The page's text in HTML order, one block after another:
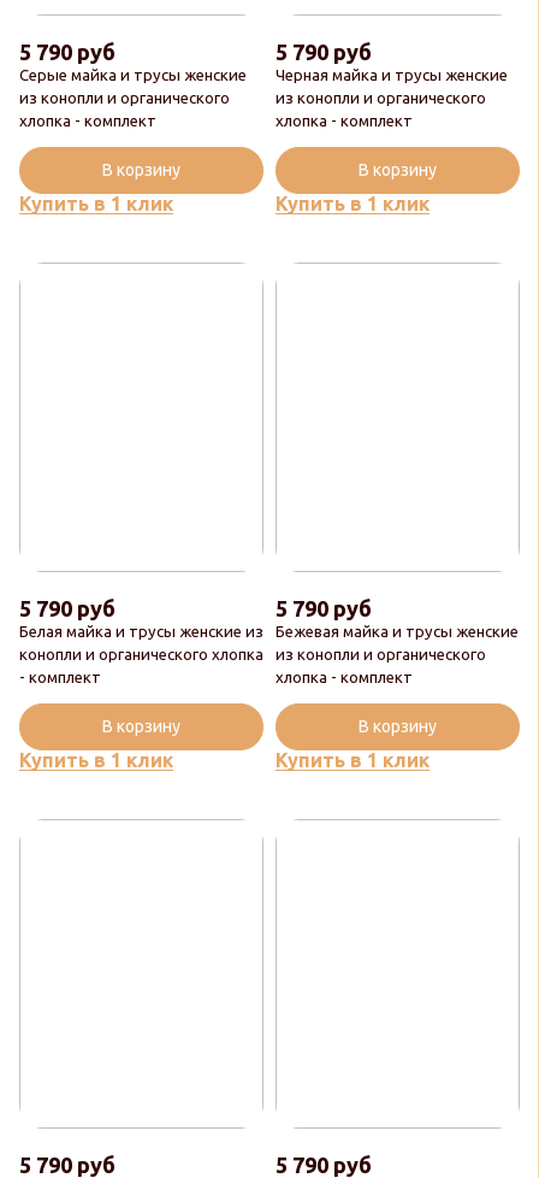
Серые майка и трусы женские
из конопли и органического
хлопка - комплект
5 790 руб
Купить в 1 клик
В корзину
Черная майка и трусы женские
из конопли и органического
хлопка - комплект
5 790 руб
Купить в 1 клик
В корзину
Белая майка и трусы женские из
конопли и органического хлопка
- комплект
5 790 руб
Купить в 1 клик
В корзину
Бежевая майка и трусы женские
из конопли и органического
хлопка - комплект
5 790 руб
Купить в 1 клик
В корзину
5 790 руб 5 790 руб